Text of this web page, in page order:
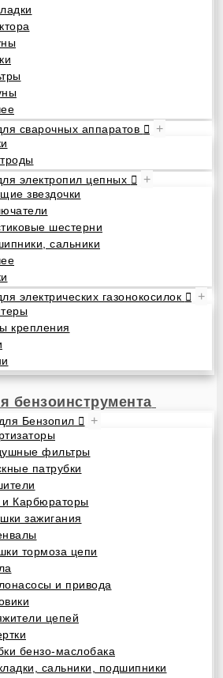
сварочных аппаратов
+
электропил цепных
+
звездочки
шестерни
сальники
электрических газонокосилок
+
крепления
бензоинструмента
Бензопил +
фильтры
патрубки
Карбюраторы
зажигания
тормоза цепи
и привода
цепей
бензо-маслобака
сальники, подшипники